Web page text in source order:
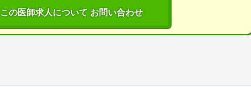
この医師求人について お問い合わせ